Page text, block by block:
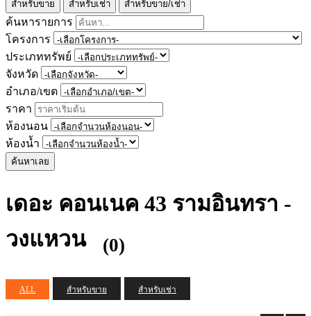
สำหรับขาย สำหรับเช่า สำหรับขาย/เช่า
ค้นหารายการ
โครงการ
ประเภททรัพย์
จังหวัด
อำเภอ/เขต
ราคา
ห้องนอน
ห้องน้ำ
ค้นหาเลย
เดอะ คอนเนค 43 รามอินทรา -
วงแหวน
(0)
ALL สำหรับขาย สำหรับเช่า